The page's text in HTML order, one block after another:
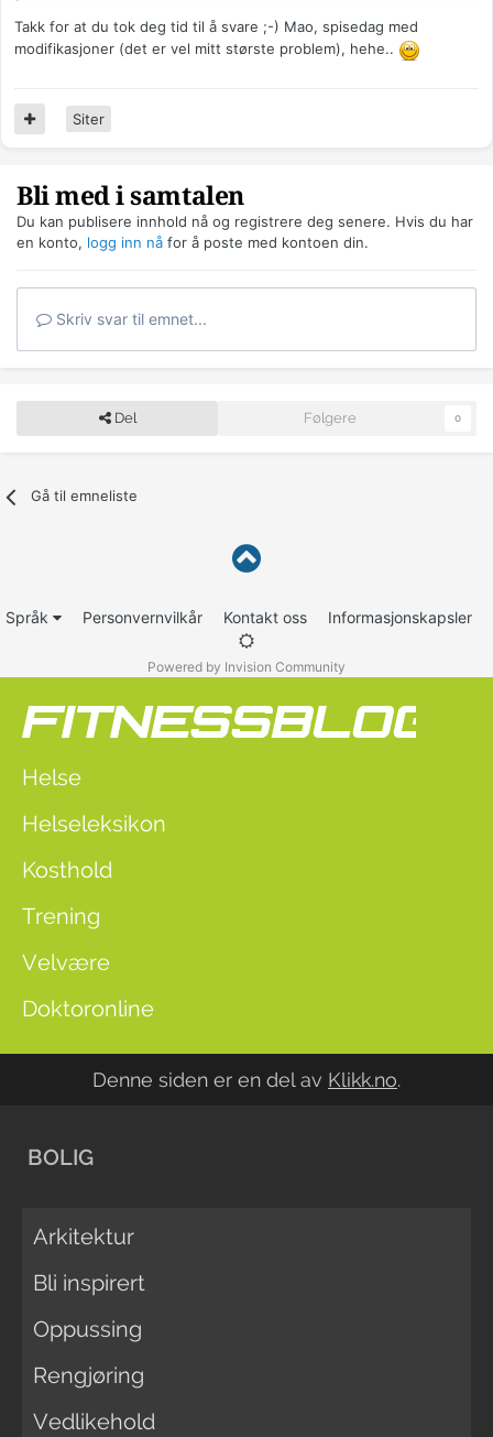
Takk for at du tok deg tid til å svare ;-) Mao, spisedag med
modifikasjoner (det er vel mitt største problem), hehe..
Siter
Bli med i samtalen
Du kan publisere innhold nå og registrere deg senere. Hvis du har
en konto, logg inn nå for å poste med kontoen din.
Skriv svar til emnet...
Del Følgere 0
Gå til emneliste
Språk Personvernvilkår Kontakt oss Informasjonskapsler
Powered by Invision Community
Helse
Helseleksikon
Kosthold
Trening
Velvære
Doktoronline
Denne siden er en del av Klikk.no.
BOLIG
Arkitektur
Bli inspirert
Oppussing
Rengjøring
Vedlikehold